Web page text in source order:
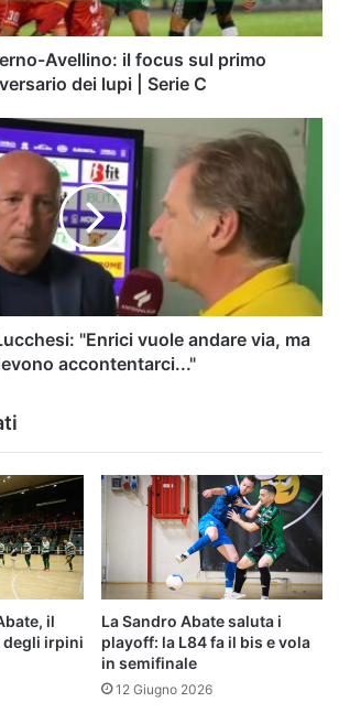
Avellino: il focus sul primo
dei lupi | Serie C
"Enrici vuole andare via, ma
accontentarci..."
il
degli irpini
La Sandro Abate saluta i
playoff: la L84 fa il bis e vola
in semifinale
12 Giugno 2026